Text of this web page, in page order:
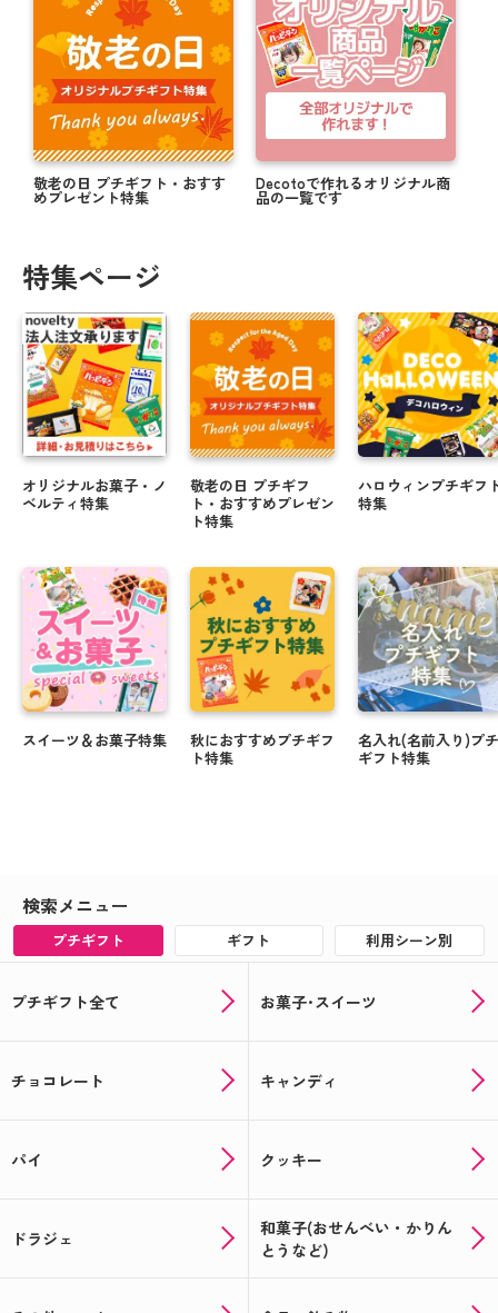
敬老の日 プチギフト・おすす
めプレゼント特集
Decotoで作れるオリジナル商
品の一覧です
特集ページ
オリジナルお菓子・ノ
ベルティ特集
スイーツ＆お菓子特集
敬老の日 プチギフ
ト・おすすめプレゼン
ト特集
秋におすすめプチギフ
ト特集
ハロウィンプチギフ
特集
名入れ(名前入り)プチ
ギフト特集
検索メニュー
プチギフト ギフト 利用シーン別
プチギフト全て お菓子･スイーツ
チョコレート キャンディ
パイ クッキー
ドラジェ
和菓子(おせんべい・かりん
とうなど)